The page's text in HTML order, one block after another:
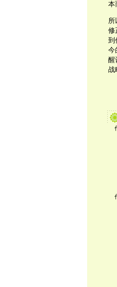
本
所
修
到
今
醒
战